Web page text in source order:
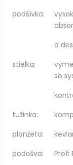
podšívka:
a
stielka:
so
tužinka:
planžeta:
podošva:
Profi